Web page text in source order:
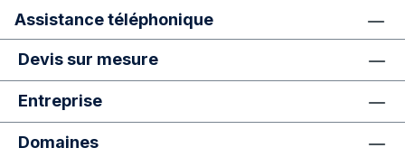
Assistance téléphonique
Devis sur mesure
Entreprise
Domaines